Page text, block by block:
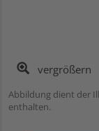
vergrößern
Abbildung dient der
enthalten.